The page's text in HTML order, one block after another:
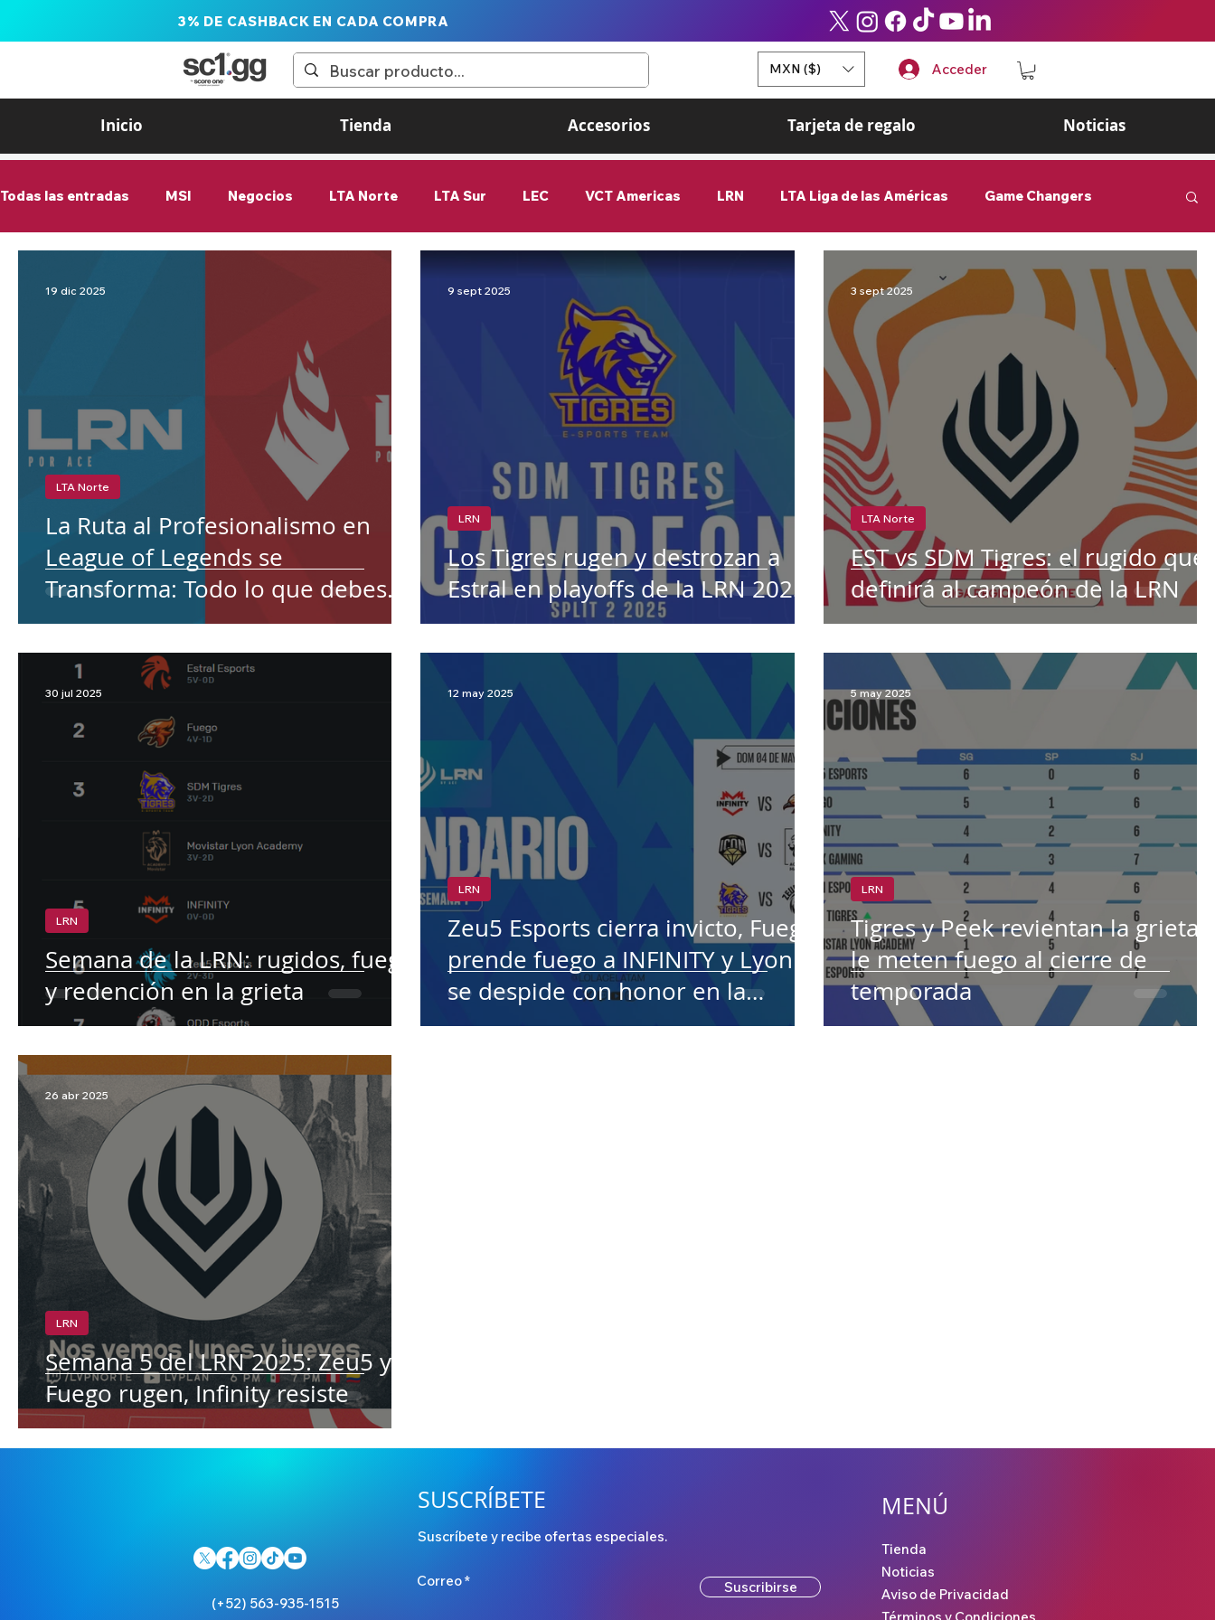
3% DE CASHBACK EN CADA COMPRA
MXN ($) Acceder
Inicio Tienda Accesorios Tarjeta de regalo Noticias
Todas las entradas MSI Negocios LTA Norte LTA Sur LEC VCT Americas LRN LTA Liga de las Américas Game Changers
Esports Estadísticas First Stand femenil 9Z Globant videojuegos
La Ruta al Profesionalismo en
League of Legends se
Transforma: Todo lo que debes
saber para 2026
LTA Norte
19 dic 2025
Los Tigres rugen y destrozan a
Estral en playoffs de la LRN 2025
LRN
9 sept 2025
EST vs SDM Tigres: el rugido que
definirá al campeón de la LRN
LTA Norte
3 sept 2025
Semana de la LRN: rugidos, fuego
y redención en la grieta
LRN
30 jul 2025
Zeu5 Esports cierra invicto, Fuego
prende fuego a INFINITY y Lyon
se despide con honor en la
Semana 7 de la LRN
LRN
12 may 2025
Tigres y Peek revientan la grieta
le meten fuego al cierre de
temporada
LRN
5 may 2025
Semana 5 del LRN 2025: Zeu5 y
Fuego rugen, Infinity resiste
LRN
26 abr 2025
(+52) 563-935-1515
SUSCRÍBETE
Suscríbete y recibe ofertas especiales.
Correo Suscribirse
MENÚ
Tienda
Noticias
Aviso de Privacidad